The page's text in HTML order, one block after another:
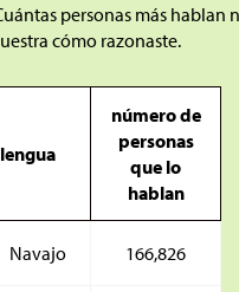
personas más hablan
cómo razonaste.
lengua
número de
personas
que lo
hablan
Navajo 166,826